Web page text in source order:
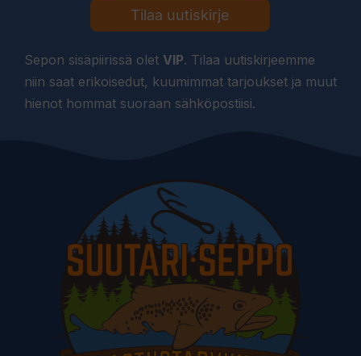
Tilaa uutiskirje
Sepon sisäpiirissä olet VIP. Tilaa uutiskirjeemme
niin saat erikoisedut, kuumimmat tarjoukset ja muut
hienot hommat suoraan sähköpostiisi.